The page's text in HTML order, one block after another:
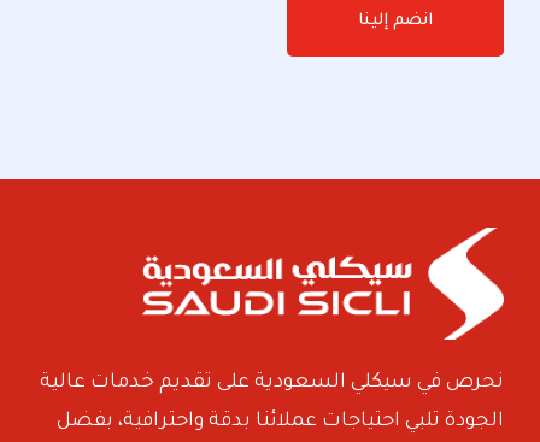
انضم إلينا
نحرص في سيكلي السعودية على تقديم خدمات عالية
الجودة تلبي احتياجات عملائنا بدقة واحترافية، بفضل